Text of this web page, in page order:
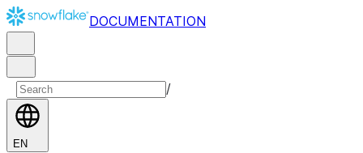
DOCUMENTATION
/
EN